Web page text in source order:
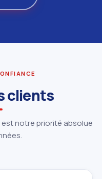
clients
notre priorité absolue